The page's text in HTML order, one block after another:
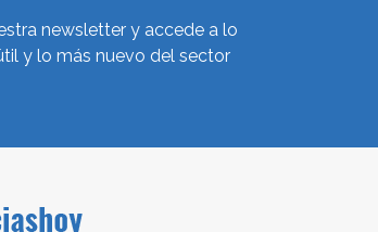
newsletter y accede a lo
y lo más nuevo del sector